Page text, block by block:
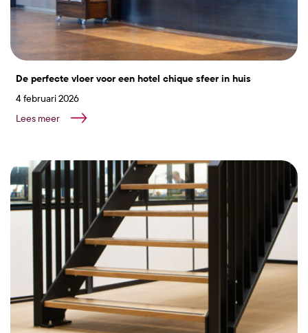
De perfecte vloer voor een hotel chique sfeer in huis
4 februari 2026
Lees meer